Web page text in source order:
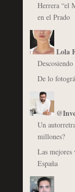
Herrera “el
en el Prado
Lola
De lo
Un
millones?
Las mejores
España